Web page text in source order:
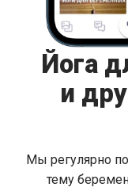
Йога
и
Мы регулярно
тему